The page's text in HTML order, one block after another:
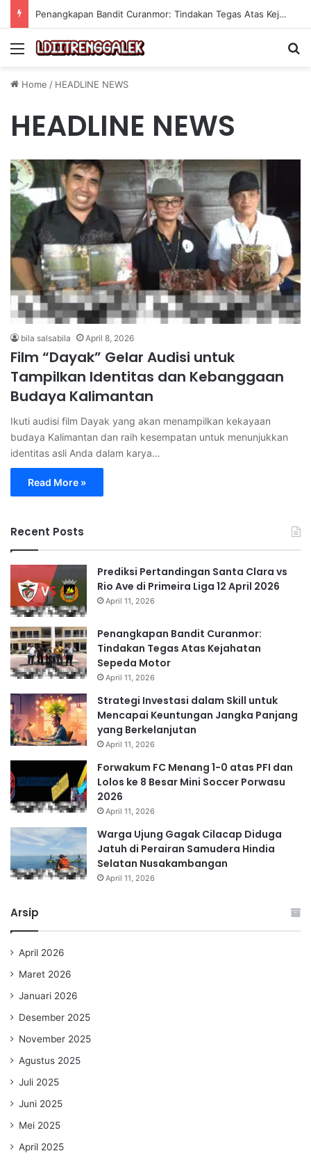
Penangkapan Bandit Curanmor: Tindakan Tegas Atas Kejahatan Sepeda Motor
Menu
Home / HEADLINE NEWS
HEADLINE NEWS
bila salsabila April 8, 2026
Film “Dayak” Gelar Audisi untuk
Tampilkan Identitas dan Kebanggaan
Budaya Kalimantan
Ikuti audisi film Dayak yang akan menampilkan kekayaan
budaya Kalimantan dan raih kesempatan untuk menunjukkan
identitas asli Anda dalam karya…
Read More »
Recent Posts
Prediksi Pertandingan Santa Clara vs
Rio Ave di Primeira Liga 12 April 2026
April 11, 2026
Penangkapan Bandit Curanmor:
Tindakan Tegas Atas Kejahatan
Sepeda Motor
April 11, 2026
Strategi Investasi dalam Skill untuk
Mencapai Keuntungan Jangka Panjang
yang Berkelanjutan
April 11, 2026
Forwakum FC Menang 1-0 atas PFI dan
Lolos ke 8 Besar Mini Soccer Porwasu
2026
April 11, 2026
Warga Ujung Gagak Cilacap Diduga
Jatuh di Perairan Samudera Hindia
Selatan Nusakambangan
April 11, 2026
Arsip
April 2026
Maret 2026
Januari 2026
Desember 2025
November 2025
Agustus 2025
Juli 2025
Juni 2025
Mei 2025
April 2025